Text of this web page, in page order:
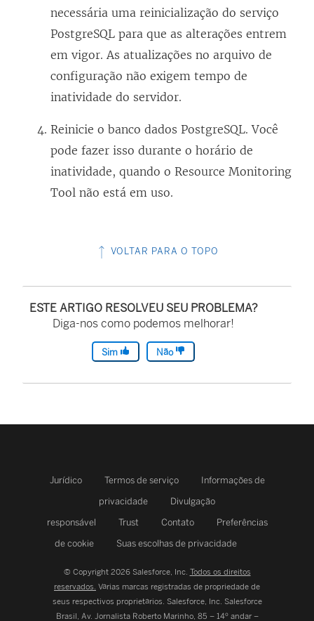
necessária uma reinicialização do serviço
PostgreSQL para que as alterações entrem
em vigor. As atualizações no arquivo de
configuração não exigem tempo de
inatividade do servidor.
Reinicie o banco dados PostgreSQL. Você
pode fazer isso durante o horário de
inatividade, quando o Resource Monitoring
Tool não está em uso.
VOLTAR PARA O TOPO
ESTE ARTIGO RESOLVEU SEU PROBLEMA?
Diga-nos como podemos melhorar!
Sim Não
Jurídico Termos de serviço
Informações de
privacidade
Divulgação
responsável
Trust Contato
Preferências
de cookie
Suas escolhas de privacidade
© Copyright 2026 Salesforce, Inc. Todos os direitos
reservados. Várias marcas registradas de propriedade de
seus respectivos proprietários. Salesforce, Inc. Salesforce
Brasil, Av. Jornalista Roberto Marinho, 85 – 14º andar –